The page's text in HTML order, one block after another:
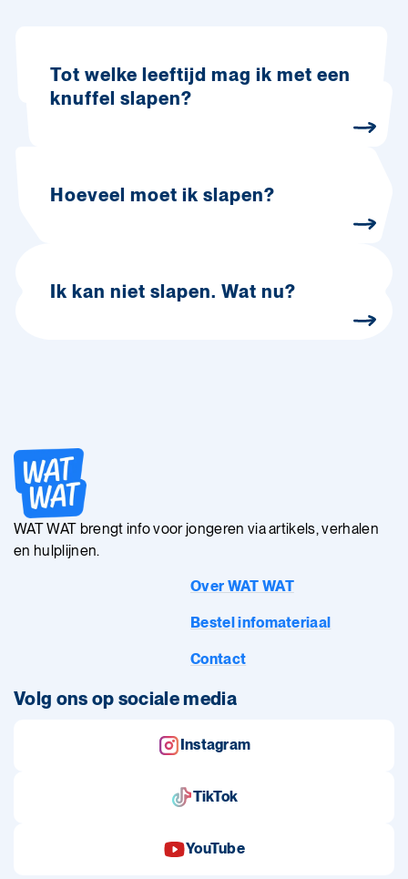
Tot welke leeftijd mag ik met een
knuffel slapen?
Hoeveel moet ik slapen?
Ik kan niet slapen. Wat nu?
WAT WAT brengt info voor jongeren via artikels, verhalen
en hulplijnen.
Over WAT WAT
Bestel infomateriaal
Contact
Volg ons op sociale media
Instagram
TikTok
YouTube